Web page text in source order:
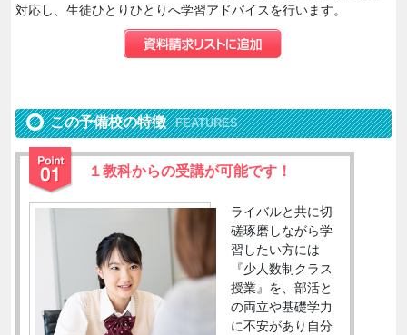
対応し、生徒ひとりひとりへ学習アドバイスを行います。
この予備校の特徴 FEATURES
１教科からの受講が可能です！
ライバルと共に切
磋琢磨しながら学
習したい方には
『少人数制クラス
授業』を、部活と
の両立や基礎学力
に不安があり自分